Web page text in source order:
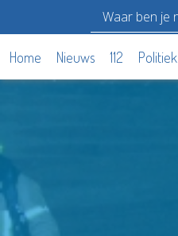
Home Nieuws 112 Politiek